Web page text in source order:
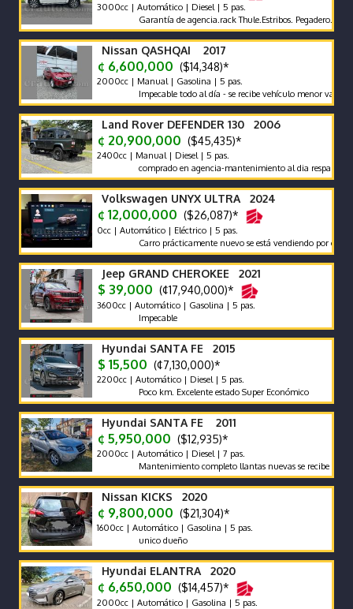
3000cc | Automático | Diesel | 5 pas.
Garantía de agencia.rack Thule.Estribos. Pegadero. Tapa
Nissan QASHQAI 2017
¢ 6,600,000 ($14,348)*
2000cc | Manual | Gasolina | 5 pas.
Impecable todo al día - se recibe vehículo menor valor
Land Rover DEFENDER 130 2006
¢ 20,900,000 ($45,435)*
2400cc | Manual | Diesel | 5 pas.
comprado en agencia-mantenimiento al dia respaldo -pocos
Volkswagen UNYX ULTRA 2024
¢ 12,000,000 ($26,087)*
0cc | Automático | Eléctrico | 5 pas.
Carro prácticamente nuevo se está vendiendo por compra de
Jeep GRAND CHEROKEE 2021
$ 39,000 (¢17,940,000)*
3600cc | Automático | Gasolina | 5 pas.
Impecable
Hyundai SANTA FE 2015
$ 15,500 (¢7,130,000)*
2200cc | Automático | Diesel | 5 pas.
Poco km. Excelente estado Super Económico
Hyundai SANTA FE 2011
¢ 5,950,000 ($12,935)*
2000cc | Automático | Diesel | 7 pas.
Mantenimiento completo llantas nuevas se recibe y se
Nissan KICKS 2020
¢ 9,800,000 ($21,304)*
1600cc | Automático | Gasolina | 5 pas.
unico dueño
Hyundai ELANTRA 2020
¢ 6,650,000 ($14,457)*
2000cc | Automático | Gasolina | 5 pas.